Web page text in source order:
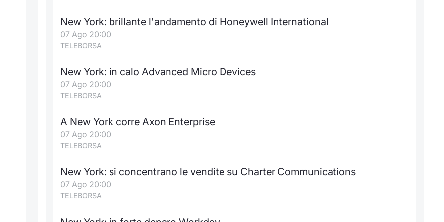
New York: brillante l'andamento di Honeywell International
07 Ago 20:00
TELEBORSA
New York: in calo Advanced Micro Devices
07 Ago 20:00
TELEBORSA
A New York corre Axon Enterprise
07 Ago 20:00
TELEBORSA
New York: si concentrano le vendite su Charter Communications
07 Ago 20:00
TELEBORSA